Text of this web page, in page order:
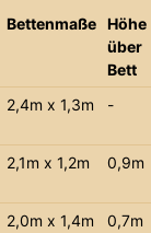
Bettenmaße Höhe
über
Bett
2,4m x 1,3m -
2,1m x 1,2m 0,9m
2,0m x 1,4m 0,7m